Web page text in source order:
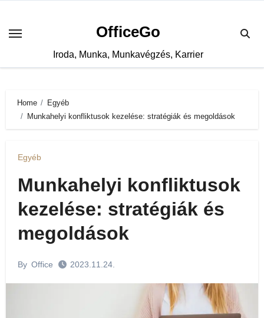
content
OfficeGo
Iroda, Munka, Munkavégzés, Karrier
Home
Egyéb
Munkahelyi konfliktusok kezelése: stratégiák és megoldások
Egyéb
Munkahelyi konfliktusok
kezelése: stratégiák és
megoldások
By Office 2023.11.24.